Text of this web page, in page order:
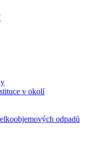
v okolí
odpadů